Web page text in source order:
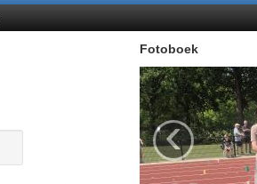
Fotoboek
‹